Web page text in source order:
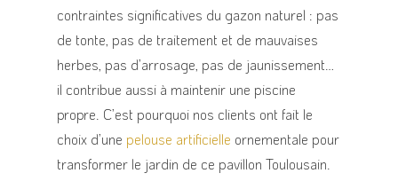
contraintes significatives du gazon naturel : pas
de tonte, pas de traitement et de mauvaises
herbes, pas d’arrosage, pas de jaunissement…
il contribue aussi à maintenir une piscine
propre. C’est pourquoi nos clients ont fait le
choix d’une pelouse artificielle ornementale pour
transformer le jardin de ce pavillon Toulousain.